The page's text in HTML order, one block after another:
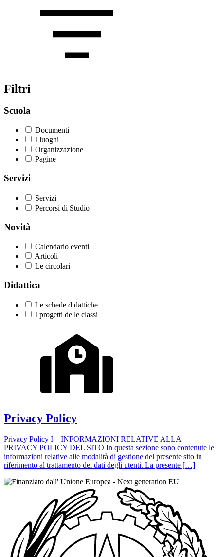
Filtri
Scuola
Documenti
I luoghi
Organizzazione
Pagine
Servizi
Servizi
Percorsi di Studio
Novità
Calendario eventi
Articoli
Le circolari
Didattica
Le schede didattiche
I progetti delle classi
Privacy Policy
Privacy Policy I – INFORMAZIONI RELATIVE ALLA
PRIVACY POLICY DEL SITO In questa sezione sono contenute le
informazioni relative alle modalità di gestione del presente sito in
riferimento al trattamento dei dati degli utenti. La presente […]